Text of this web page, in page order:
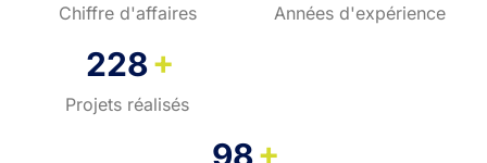
Chiffre d'affaires Années d'expérience
228+
Projets réalisés
98+